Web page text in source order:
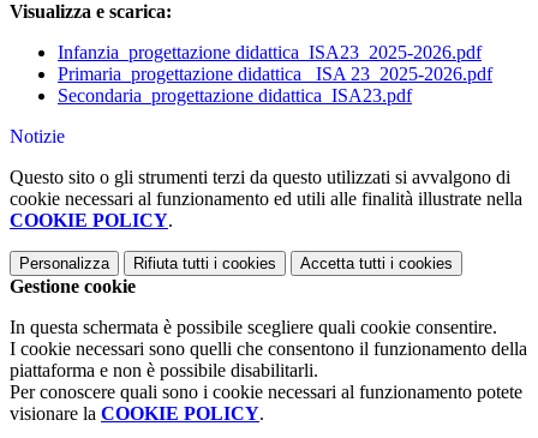
Visualizza e scarica:
Infanzia_progettazione didattica_ISA23_2025-2026.pdf
Primaria_progettazione didattica_ ISA 23_2025-2026.pdf
Secondaria_progettazione didattica_ISA23.pdf
Notizie
Questo sito o gli strumenti terzi da questo utilizzati si avvalgono di
cookie necessari al funzionamento ed utili alle finalità illustrate nella
COOKIE POLICY.
Personalizza Rifiuta tutti i cookies Accetta tutti i cookies
Gestione cookie
In questa schermata è possibile scegliere quali cookie consentire.
I cookie necessari sono quelli che consentono il funzionamento della
piattaforma e non è possibile disabilitarli.
Per conoscere quali sono i cookie necessari al funzionamento potete
visionare la COOKIE POLICY.